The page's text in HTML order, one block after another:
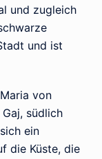
und zugleich
und ist
von
südlich
ein
die Küste, die